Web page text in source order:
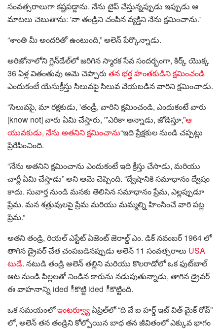
సంవత్సరాలుగా కష్టపడ్డాను. నేను టైప్ చేస్తున్నప్పుడు ఇప్పుడు ఆ
మాటలు చెబుతాను: 'నా తండ్రిని చంపిన వ్యక్తిని నేను క్షమించాను.'
“శాంతి మీ అందరితో ఉంటుంది,” అలెన్ పేర్కొన్నాడు.
అరిజోనాలోని గ్లెన్‌డేల్‌లో జరిగిన స్మారక సేవ సందర్భంగా, కిర్క్ యొక్క
36 ఏళ్ల వితంతువు ఆమె చెప్పారు తన భర్త హంతకుడిని క్షమించండి
ఎందుకంటే యేసుక్రీస్తు సిలువపై సిలువ వేయబడిన వారిని క్షమించాడు.
“సిలువపై, మా రక్షకుడు, 'తండ్రీ, వారిని క్షమించండి, ఎందుకంటే వారు
[know not] వారు ఏమి చేస్తారు, '”ఎరికా అన్నాడు, జోడిస్తూ,”ఆ
యువకుడు, నేను అతనిని క్షమించాను“ఇది ప్రేక్షకుల నుండి చప్పట్లు
ప్రేరేపించింది.
“నేను అతనిని క్షమించాను ఎందుకంటే ఇది క్రీస్తు చేసాడు, మరియు
చార్లీ ఏమి చేస్తాడు” అని ఆమె చెప్పింది. “ద్వేషానికి సమాధానం ద్వేషం
కాదు. సువార్త నుండి మనకు తెలిసిన సమాధానం ప్రేమ, ఎల్లప్పుడూ
ప్రేమ. మన శత్రువులపై ప్రేమ మరియు మమ్మల్ని హింసించే వారి పట్ల
ప్రేమ.”
అతని తండ్రి, రియల్ ఎస్టేట్ ఏజెంట్ జెరాల్డ్ ఎం. డిక్ నవంబర్ 1964 లో
తాగిన డ్రైవర్ చేత చంపబడినప్పుడు అలెన్ 11 సంవత్సరాలు USA
టుడే. నటుడి తండ్రి అలెన్ తల్లిని మరియు కొలరాడోలో ఒక ఫుట్‌బాల్
ఆట నుండి పిల్లలతో నిండిన కారును నడుపుతున్నాడు, తాగిన డ్రైవర్
ఈ వాహనాన్ని ided ీకొట్టి ided ీకొట్టింది.
ఒక సమయంలోఇంటర్వ్యూఏప్రిల్‌లో “ది వే ఐ హర్డ్ ఇట్ విత్ మైక్ రోవ్”
లో, అలెన్ తన తండ్రిని కోల్పోయిన బాధ తన జీవితంలో ఎక్కువ భాగం